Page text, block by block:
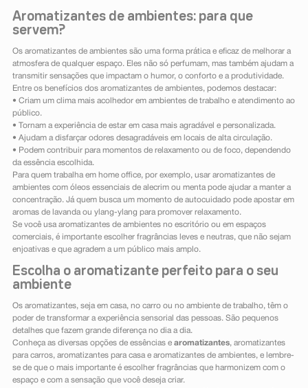
Aromatizantes de ambientes: para que
servem?
Os aromatizantes de ambientes são uma forma prática e eficaz de melhorar a
atmosfera de qualquer espaço. Eles não só perfumam, mas também ajudam a
transmitir sensações que impactam o humor, o conforto e a produtividade.
Entre os benefícios dos aromatizantes de ambientes, podemos destacar:
• Criam um clima mais acolhedor em ambientes de trabalho e atendimento ao
público.
• Tornam a experiência de estar em casa mais agradável e personalizada.
• Ajudam a disfarçar odores desagradáveis em locais de alta circulação.
• Podem contribuir para momentos de relaxamento ou de foco, dependendo
da essência escolhida.
Para quem trabalha em home office, por exemplo, usar aromatizantes de
ambientes com óleos essenciais de alecrim ou menta pode ajudar a manter a
concentração. Já quem busca um momento de autocuidado pode apostar em
aromas de lavanda ou ylang-ylang para promover relaxamento.
Se você usa aromatizantes de ambientes no escritório ou em espaços
comerciais, é importante escolher fragrâncias leves e neutras, que não sejam
enjoativas e que agradem a um público mais amplo.
Escolha o aromatizante perfeito para o seu
ambiente
Os aromatizantes, seja em casa, no carro ou no ambiente de trabalho, têm o
poder de transformar a experiência sensorial das pessoas. São pequenos
detalhes que fazem grande diferença no dia a dia.
Conheça as diversas opções de essências e aromatizantes, aromatizantes
para carros, aromatizantes para casa e aromatizantes de ambientes, e lembre-
se de que o mais importante é escolher fragrâncias que harmonizem com o
espaço e com a sensação que você deseja criar.